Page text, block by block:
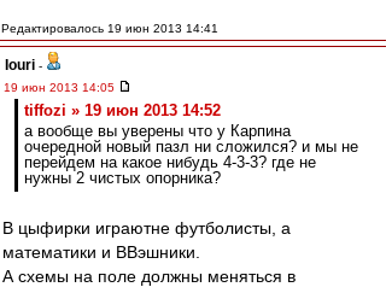
Редактировалось 19 июн 2013 14:41
Iouri -
19 июн 2013 14:05
tiffozi » 19 июн 2013 14:52
а вообще вы уверены что у Карпина
очередной новый пазл ни сложился? и мы не
перейдем на какое нибудь 4-3-3? где не
нужны 2 чистых опорника?
В цыфирки играютне футболисты, а
математики и ВВэшники.
А схемы на поле должны меняться в